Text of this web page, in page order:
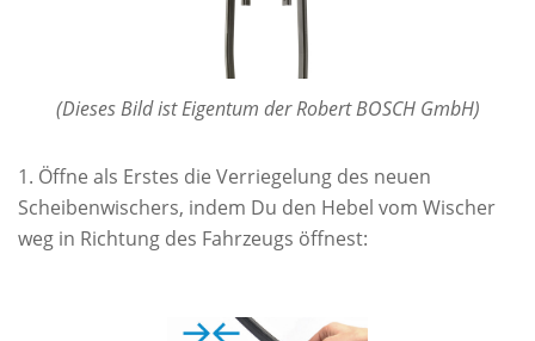
(Dieses Bild ist Eigentum der Robert BOSCH GmbH)
Öffne als Erstes die Verriegelung des neuen
Scheibenwischers, indem Du den Hebel vom Wischer
weg in Richtung des Fahrzeugs öffnest: